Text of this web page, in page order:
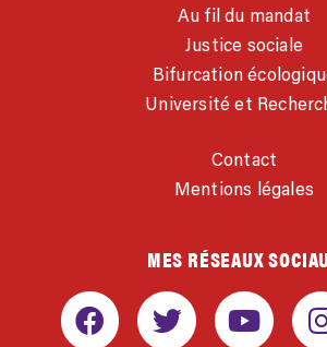
Au fil du mandat
Justice sociale
Bifurcation
Université et
Contact
Mentions légales
MES RÉSEAUX